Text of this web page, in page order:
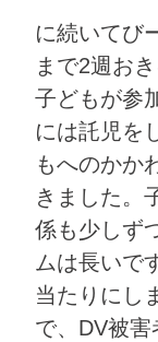
に続いてび
まで2週お
子どもが参
には託児を
もへのかか
きました。
係も少しず
ムは長いで
当たり
で、DV被